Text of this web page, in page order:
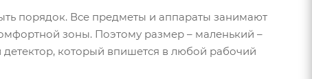
порядок. Все предметы и аппараты занимают
зоны. Поэтому размер – маленький –
который впишется в любой рабочий